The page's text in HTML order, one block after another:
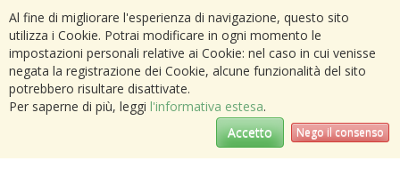
Al fine di migliorare l'esperienza di navigazione, questo sito
utilizza i Cookie. Potrai modificare in ogni momento le
impostazioni personali relative ai Cookie: nel caso in cui venisse
negata la registrazione dei Cookie, alcune funzionalità del sito
potrebbero risultare disattivate.
Per saperne di più, leggi l'informativa estesa.
Accetto
Nego il consenso